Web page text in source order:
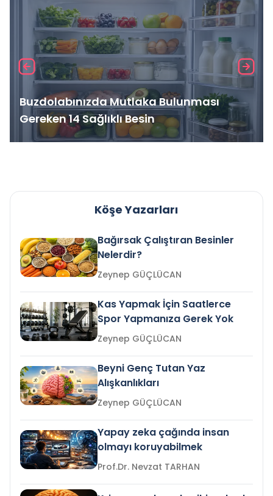
Buzdolabınızda Mutlaka Bulunması
Gereken 14 Sağlıklı Besin
Köşe Yazarları
Bağırsak Çalıştıran Besinler
Nelerdir?
Zeynep GÜÇLÜCAN
Kas Yapmak İçin Saatlerce
Spor Yapmanıza Gerek Yok
Zeynep GÜÇLÜCAN
Beyni Genç Tutan Yaz
Alışkanlıkları
Zeynep GÜÇLÜCAN
Yapay zeka çağında insan
olmayı koruyabilmek
Prof.Dr. Nevzat TARHAN